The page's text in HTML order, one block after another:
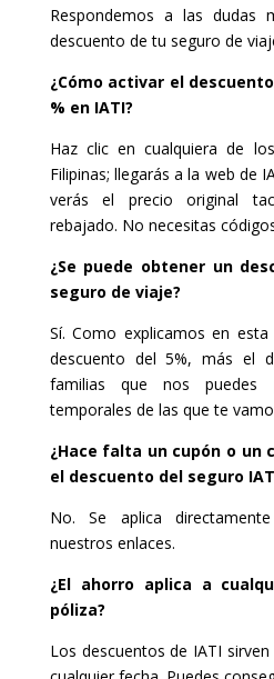
Respondemos a las dudas
descuento de tu seguro de
¿Cómo activar el
% en IATI?
Haz clic en cualquiera de
Filipinas; llegarás a la web de
verás el precio original
rebajado. No necesitas
¿Se puede obtener un
seguro de viaje?
Sí. Como explicamos en
descuento del 5%, más el
familias que nos
temporales de las que te
¿Hace falta un cupón o un
el descuento del seguro
No. Se aplica
nuestros enlaces.
¿El ahorro aplica a
póliza?
Los descuentos de IATI